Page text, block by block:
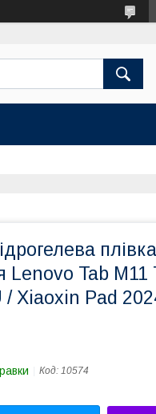
Lenovo Tab M11
/ Xiaoxin Pad
Код: 10574